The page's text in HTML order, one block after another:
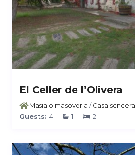
El Celler de l’Olivera
Masia o masoveria /Casa sencera
Guests: 4 1 2